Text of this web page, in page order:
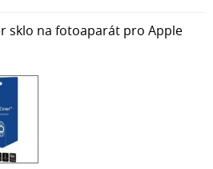
sklo na fotoaparát pro Apple